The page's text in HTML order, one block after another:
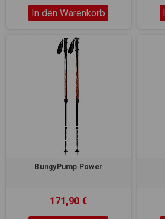
In den Warenkorb
BungyPump Power
171,90 €